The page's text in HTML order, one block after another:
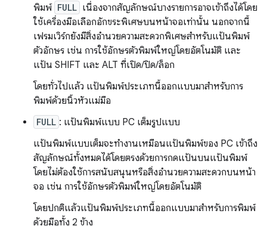
พิมพ์ FULL เนื่องจากสัญลักษณ์บางรายการอาจเข้าถึงได้โดย
ใช้เครื่องมือเลือกอักขระพิเศษบนหน้าจอเท่านั้น นอกจากนี้
เฟรมเวิร์กยังมีสิ่งอํานวยความสะดวกพิเศษสําหรับแป้นพิมพ์
ตัวอักษร เช่น การใช้อักษรตัวพิมพ์ใหญ่โดยอัตโนมัติ และ
แป้น SHIFT และ ALT ที่เปิด/ปิด/ล็อก
โดยทั่วไปแล้ว แป้นพิมพ์ประเภทนี้ออกแบบมาสำหรับการ
พิมพ์ด้วยนิ้วหัวแม่มือ
FULL : แป้นพิมพ์แบบ PC เต็มรูปแบบ
แป้นพิมพ์แบบเต็มจะทำงานเหมือนแป้นพิมพ์ของ PC เข้าถึง
สัญลักษณ์ทั้งหมดได้โดยตรงด้วยการกดแป้นบนแป้นพิมพ์
โดยไม่ต้องใช้การสนับสนุนหรือสิ่งอำนวยความสะดวกบนหน้า
จอ เช่น การใช้อักษรตัวพิมพ์ใหญ่โดยอัตโนมัติ
โดยปกติแล้วแป้นพิมพ์ประเภทนี้ออกแบบมาสำหรับการพิมพ์
ด้วยมือทั้ง 2 ข้าง